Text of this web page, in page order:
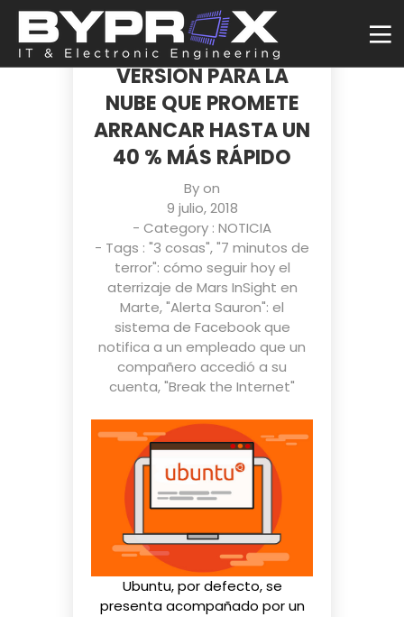
CANONICAL ANUNCIA
MINIMAL UBUNTU: UNA
VERSIÓN PARA LA
NUBE QUE PROMETE
ARRANCAR HASTA UN
40 % MÁS RÁPIDO
By on
9 julio, 2018
- Category : NOTICIA
- Tags : "3 cosas","7 minutos de
terror": cómo seguir hoy el
aterrizaje de Mars InSight en
Marte,"Alerta Sauron": el
sistema de Facebook que
notifica a un empleado que un
compañero accedió a su
cuenta,"Break the Internet"
Ubuntu, por defecto, se
presenta acompañado por un